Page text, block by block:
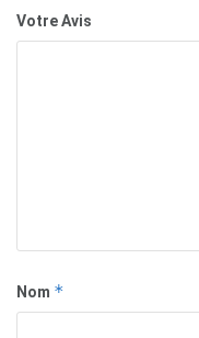
Votre Avis
Nom *